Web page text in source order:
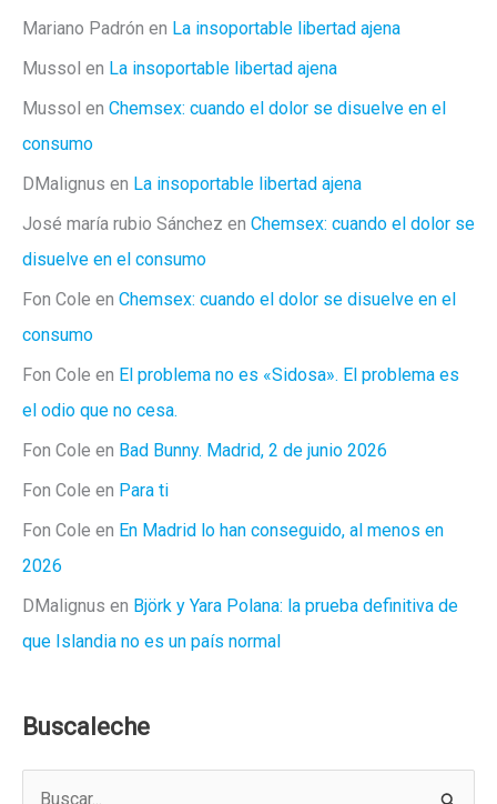
Mariano Padrón en La insoportable libertad ajena
Mussol en La insoportable libertad ajena
Mussol en Chemsex: cuando el dolor se disuelve en el
consumo
DMalignus en La insoportable libertad ajena
José maría rubio Sánchez en Chemsex: cuando el dolor se
disuelve en el consumo
Fon Cole en Chemsex: cuando el dolor se disuelve en el
consumo
Fon Cole en El problema no es «Sidosa». El problema es
el odio que no cesa.
Fon Cole en Bad Bunny. Madrid, 2 de junio 2026
Fon Cole en Para ti
Fon Cole en En Madrid lo han conseguido, al menos en
2026
DMalignus en Björk y Yara Polana: la prueba definitiva de
que Islandia no es un país normal
Buscaleche